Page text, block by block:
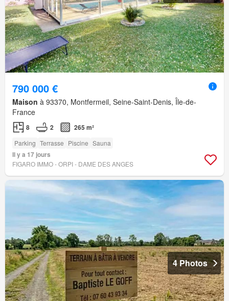
790 000 €
Maison à 93370, Montfermeil, Seine-Saint-Denis, Île-de-
France
8 2 265 m²
Parking Terrasse Piscine Sauna
Il y a 17 jours
FIGARO IMMO - ORPI - DAME DES ANGES
4 Photos